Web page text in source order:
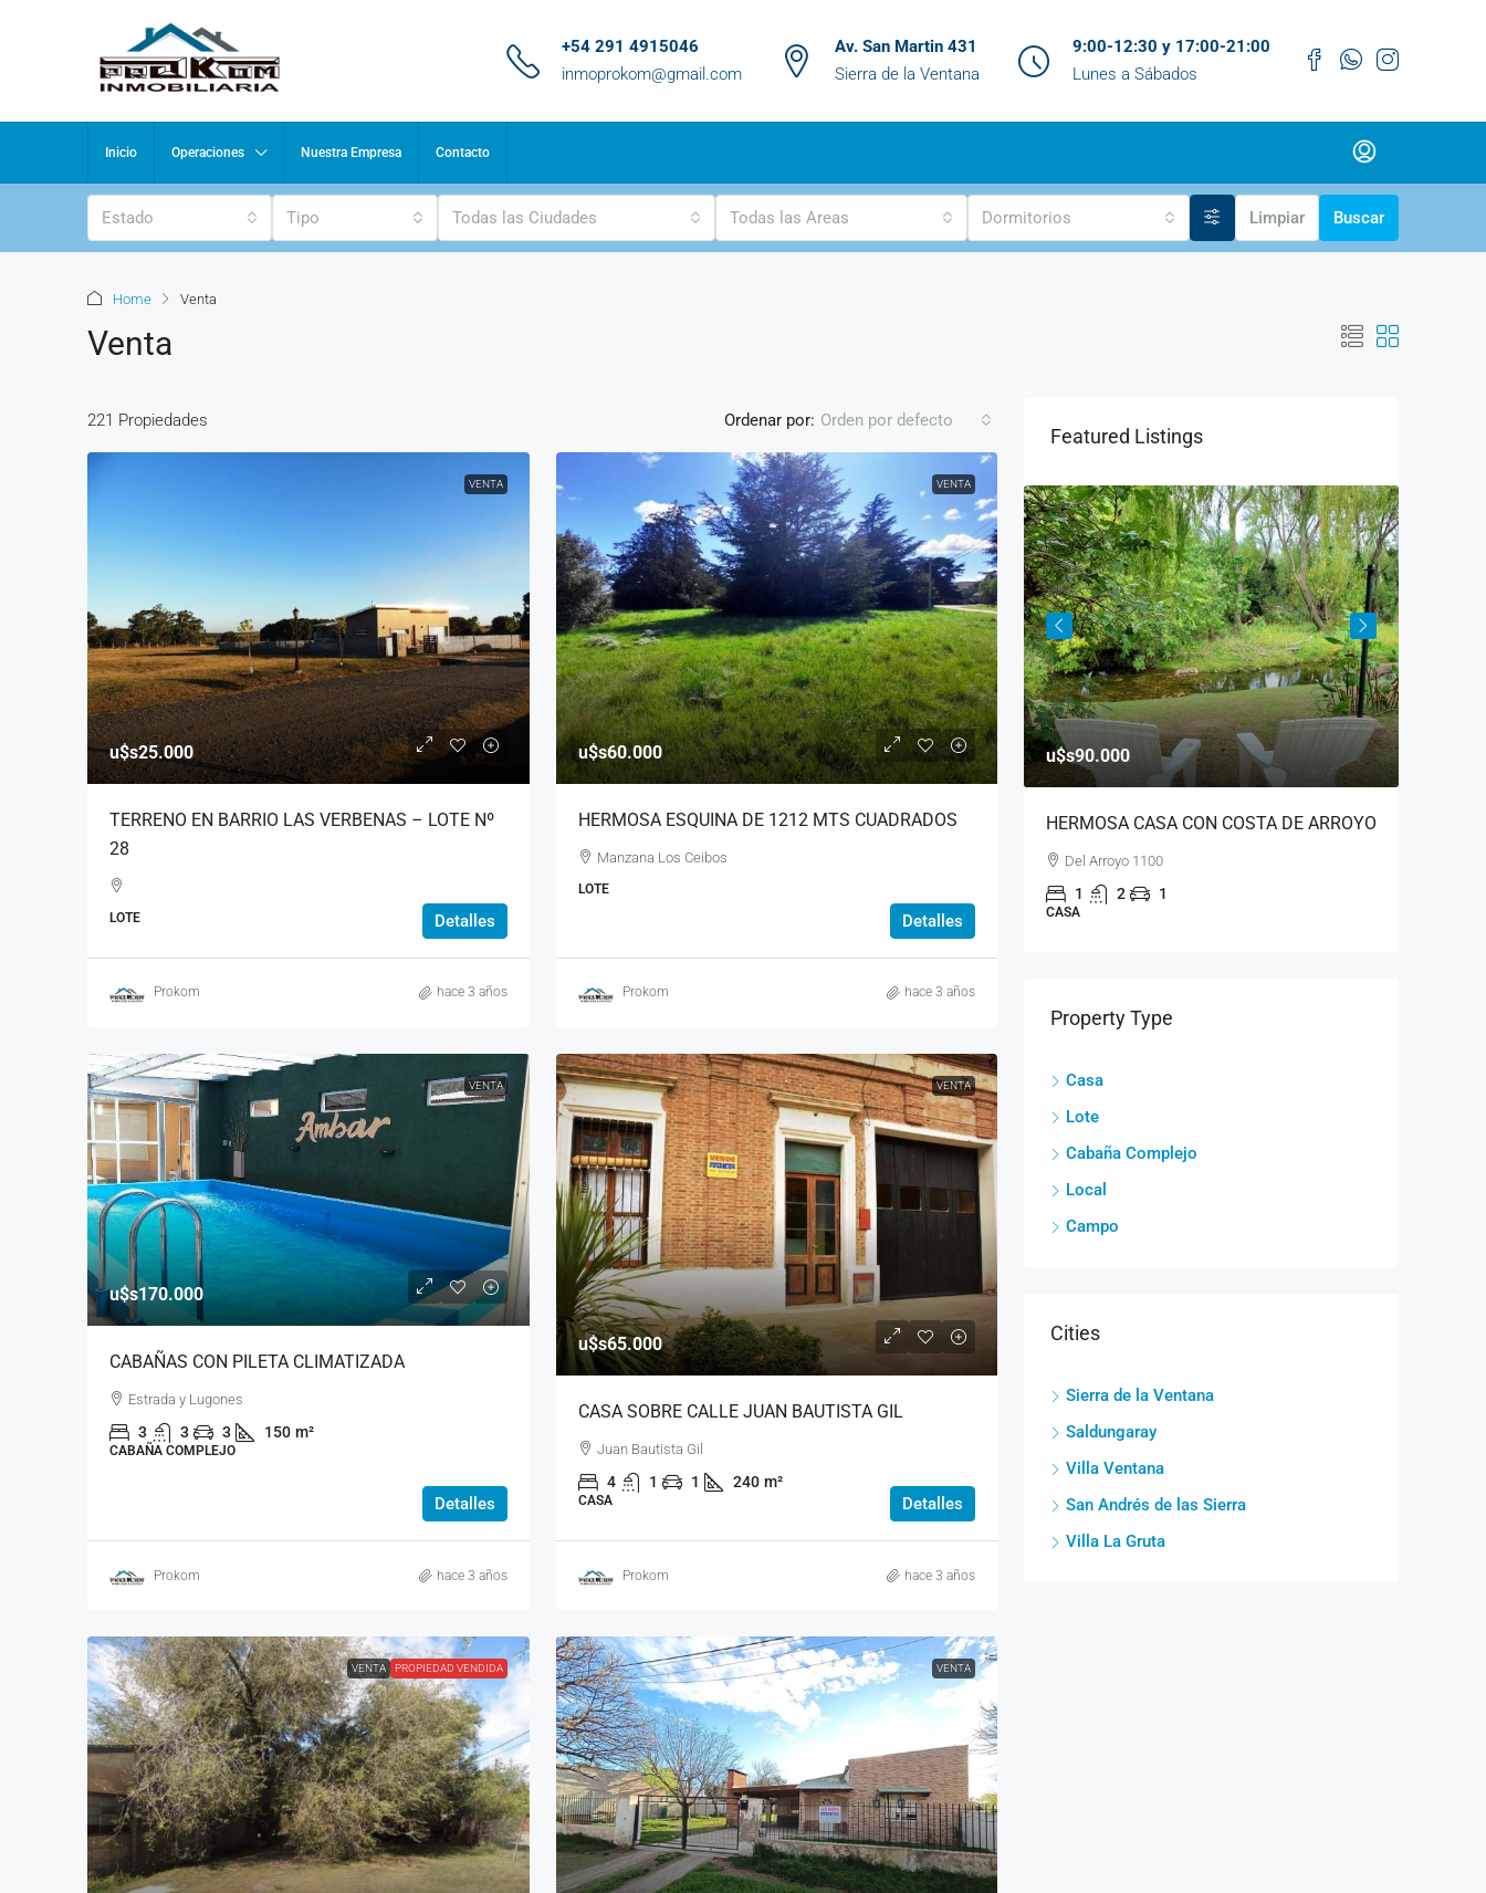
+54 291 4915046
inmoprokom@gmail.com
Av. San Martin 431
Sierra de la Ventana
9:00-12:30 y 17:00-21:00
Lunes a Sábados
Inicio Operaciones Nuestra Empresa Contacto
Estado Tipo Todas las Ciudades Todas las Areas Dormitorios Limpiar Buscar
Home Venta
Venta
221 Propiedades Ordenar por: Orden por defecto
VENTA
u$s25.000
TERRENO EN BARRIO LAS VERBENAS – LOTE Nº
28
LOTE Detalles
Prokom hace 3 años
VENTA
u$s60.000
HERMOSA ESQUINA DE 1212 MTS CUADRADOS
Manzana Los Ceibos
LOTE
Detalles
Prokom hace 3 años
VENTA
u$s170.000
CABAÑAS CON PILETA CLIMATIZADA
Estrada y Lugones
3 3 3 150 m²
CABAÑA COMPLEJO
Detalles
Prokom hace 3 años
VENTA
u$s65.000
CASA SOBRE CALLE JUAN BAUTISTA GIL
Juan Bautista Gil
4 1 1 240 m²
CASA Detalles
Prokom hace 3 años
VENTA PROPIEDAD VENDIDA VENTA
Featured Listings
u$s205.000
TOBOGANES
Las Lavandas, entre Las Violetas y Las Grindelias
48 m²
Consultar valor
INMEJORABLE VISTA PANORAMICA
u$s90.000
HERMOSA CASA CON COSTA DE ARROYO
Del Arroyo 1100
1 2 1
CASA
Property Type
Casa
Lote
Cabaña Complejo
Local
Campo
Cities
Sierra de la Ventana
Saldungaray
Villa Ventana
San Andrés de las Sierra
Villa La Gruta